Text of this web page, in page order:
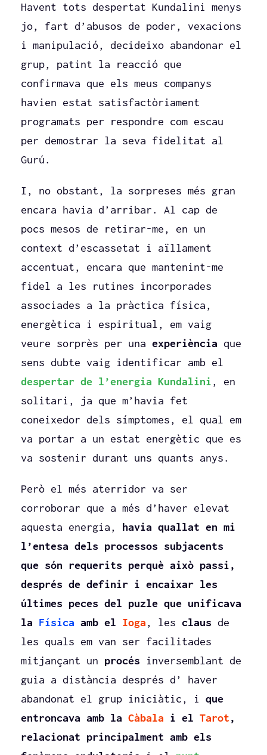
Havent tots despertat Kundalini menys
jo, fart d’abusos de poder, vexacions
i manipulació, decideixo abandonar el
grup, patint la reacció que
confirmava que els meus companys
havien estat satisfactòriament
programats per respondre com escau
per demostrar la seva fidelitat al
Gurú.
I, no obstant, la sorpreses més gran
encara havia d’arribar. Al cap de
pocs mesos de retirar-me, en un
context d’escassetat i aïllament
accentuat, encara que mantenint-me
fidel a les rutines incorporades
associades a la pràctica física,
energètica i espiritual, em vaig
veure sorprès per una experiència que
sens dubte vaig identificar amb el
despertar de l’energia Kundalini, en
solitari, ja que m’havia fet
coneixedor dels símptomes, el qual em
va portar a un estat energètic que es
va sostenir durant uns quants anys.
Però el més aterridor va ser
corroborar que a més d’haver elevat
aquesta energia, havia quallat en mi
l’entesa dels processos subjacents
que són requerits perquè això passi,
després de definir i encaixar les
últimes peces del puzle que unificava
la Física amb el Ioga, les claus de
les quals em van ser facilitades
mitjançant un procés inversemblant de
guia a distància després d’ haver
abandonat el grup iniciàtic, i que
entroncava amb la Càbala i el Tarot,
relacionat principalment amb els